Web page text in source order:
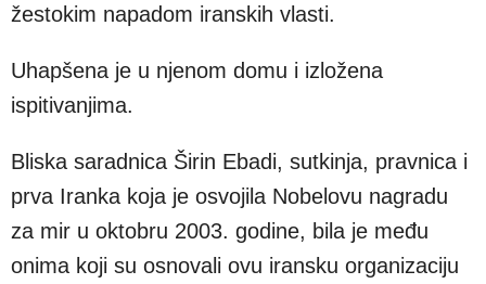
žestokim napadom iranskih vlasti.
Uhapšena je u njenom domu i izložena
ispitivanjima.
Bliska saradnica Širin Ebadi, sutkinja, pravnica i
prva Iranka koja je osvojila Nobelovu nagradu
za mir u oktobru 2003. godine, bila je među
onima koji su osnovali ovu iransku organizaciju